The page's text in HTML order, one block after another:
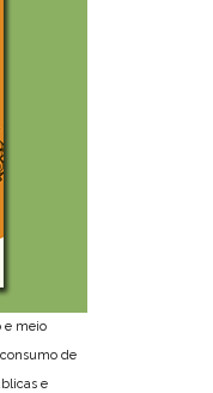
e meio
de
e